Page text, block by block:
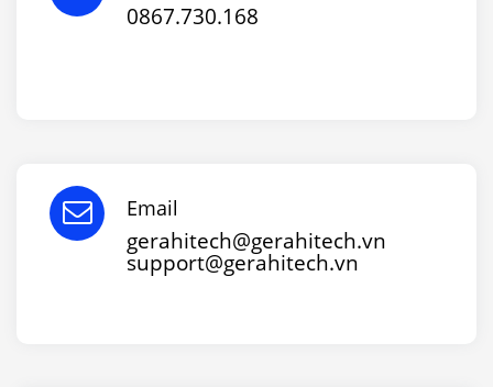
0867.730.168
Email
gerahitech@gerahitech.vn
support@gerahitech.vn